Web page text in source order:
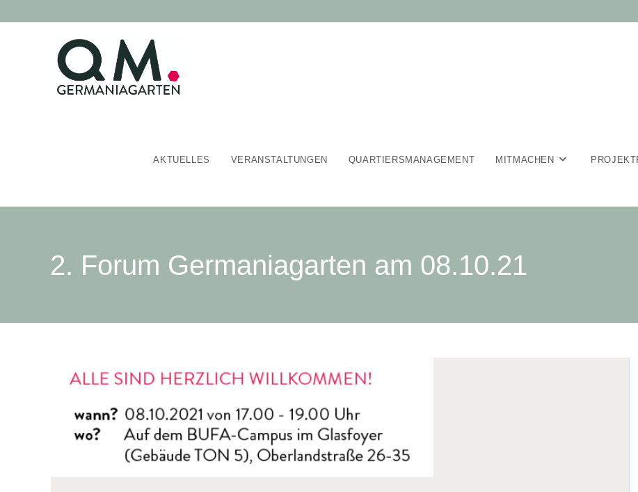
AKTUELLES VERANSTALTUNGEN QUARTIERSMANAGEMENT MITMACHEN
2. Forum Germaniagarten am 08.10.21